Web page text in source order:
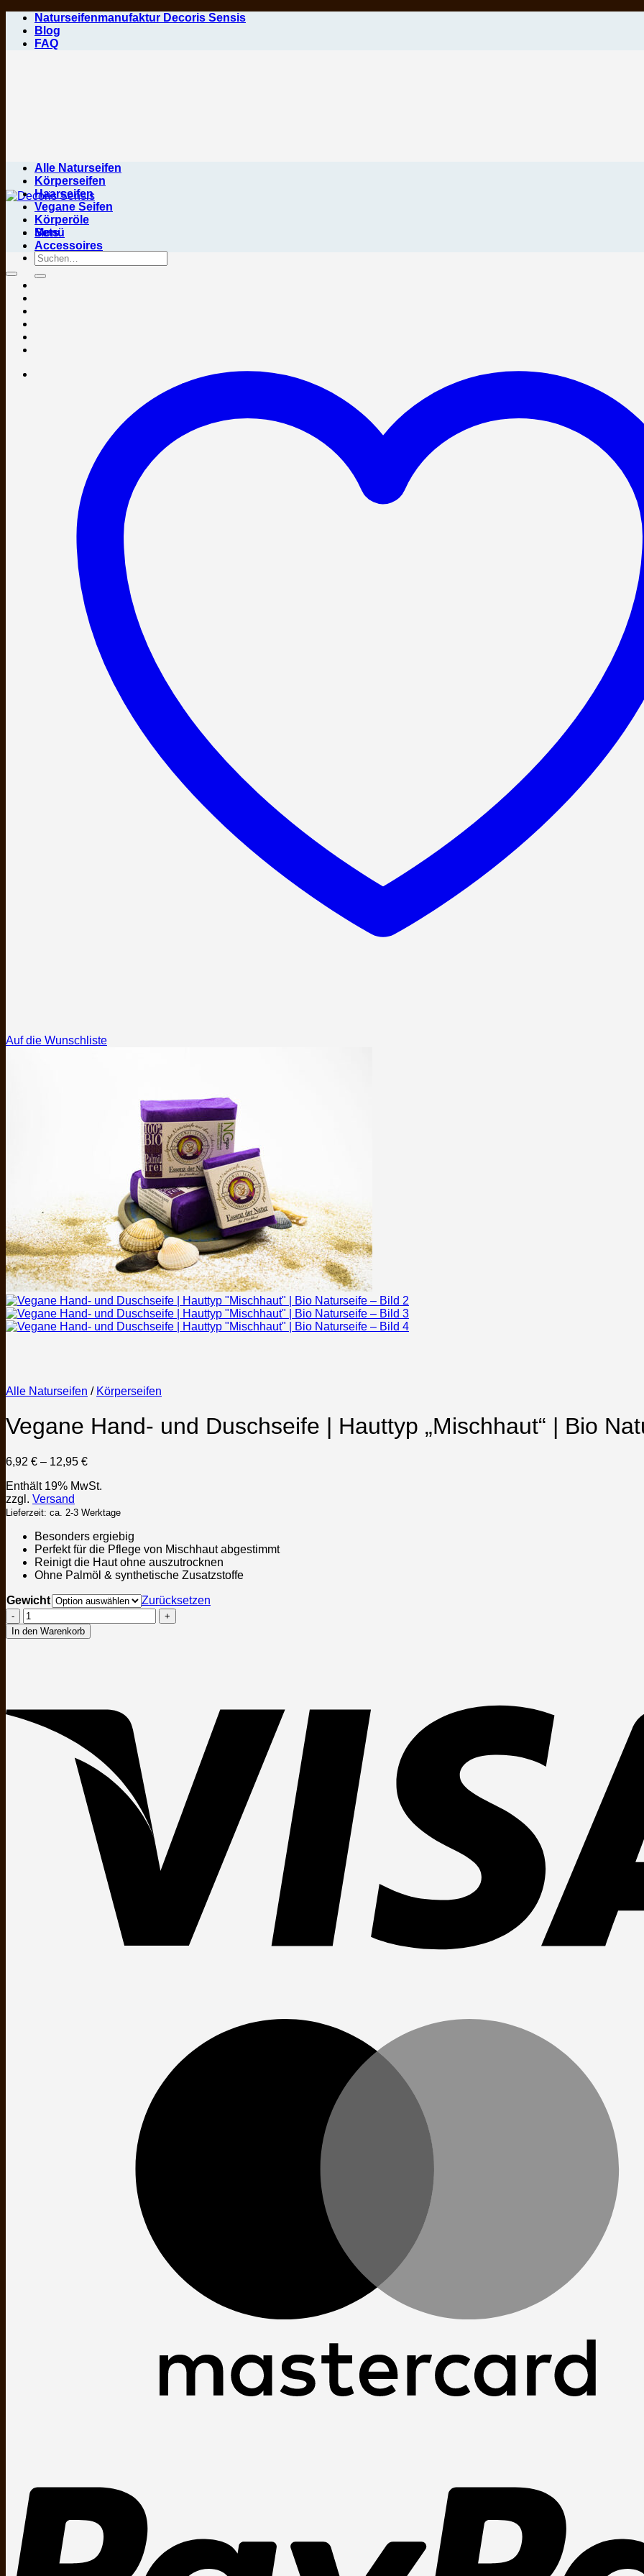
Zum
Inhalt
springen
Naturseifenmanufaktur Decoris Sensis
Blog
FAQ
Menü
Suchen
nach:
Alle Naturseifen
Körperseifen
Haarseifen
Vegane Seifen
Körperöle
Sets
Accessoires
Auf die Wunschliste
Alle Naturseifen / Körperseifen
Vegane Hand- und Duschseife | Hauttyp „Mischhaut“ | Bio
6,92 € – 12,95 €Preisspanne:
bis
Enthält 19% MwSt.
zzgl. Versand
Lieferzeit: ca. 2-3 Werktage
Besonders ergiebig
Perfekt für die Pflege von Mischhaut abgestimmt
Reinigt die Haut ohne auszutrocknen
Ohne Palmöl & synthetische Zusatzstoffe
Gewicht
Zurücksetzen
Vegane
Hand-
und
Bio
Naturseife
In den Warenkorb